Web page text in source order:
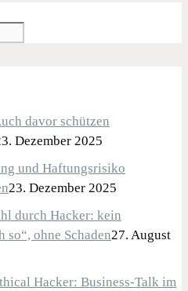
davor schützen
Dezember 2025
und Haftungsrisiko
23. Dezember 2025
durch Hacker: kein
so“, ohne Schaden27. August
Hacker: Business-Talk im